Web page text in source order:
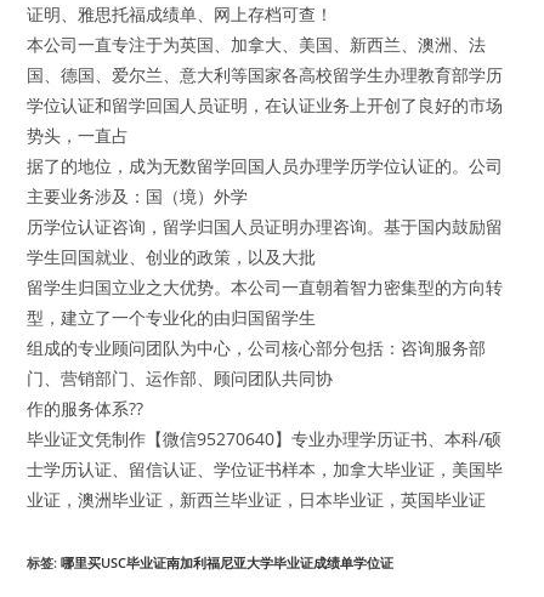
证明、雅思托福成绩单、网上存档可查！
本公司一直专注于为英国、加拿大、美国、新西兰、澳洲、法
国、德国、爱尔兰、意大利等国家各高校留学生办理教育部学历
学位认证和留学回国人员证明，在认证业务上开创了良好的市场
势头，一直占
据了的地位，成为无数留学回国人员办理学历学位认证的。公司
主要业务涉及：国（境）外学
历学位认证咨询，留学归国人员证明办理咨询。基于国内鼓励留
学生回国就业、创业的政策，以及大批
留学生归国立业之大优势。本公司一直朝着智力密集型的方向转
型，建立了一个专业化的由归国留学生
组成的专业顾问团队为中心，公司核心部分包括：咨询服务部
门、营销部门、运作部、顾问团队共同协
作的服务体系??
毕业证文凭制作【微信95270640】专业办理学历证书、本科/硕
士学历认证、留信认证、学位证书样本，加拿大毕业证，美国毕
业证，澳洲毕业证，新西兰毕业证，日本毕业证，英国毕业证
标签:哪里买USC毕业证南加利福尼亚大学毕业证成绩单学位证